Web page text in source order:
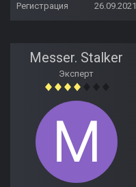
Регистрация
26.09.2021
Messer. Stalker
Эксперт